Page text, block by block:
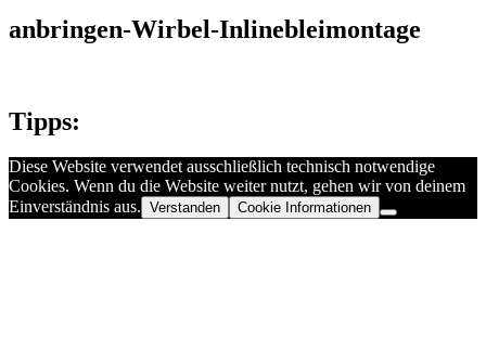
anbringen-Wirbel-Inlinebleimontage
Tipps:
Diese Website verwendet ausschließlich technisch notwendige
Cookies. Wenn du die Website weiter nutzt, gehen wir von deinem
Einverständnis aus. Verstanden Cookie Informationen